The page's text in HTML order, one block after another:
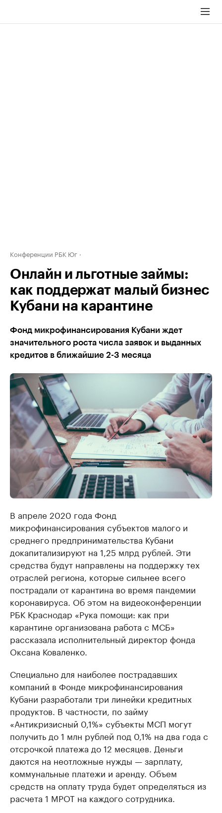
Конференции РБК Юг
Онлайн и льготные займы:
как поддержат малый бизнес
Кубани на карантине
Фонд микрофинансирования Кубани ждет
значительного роста числа заявок и выданных
кредитов в ближайшие 2-3 месяца
В апреле 2020 года Фонд
микрофинансирования субъектов малого и
среднего предпринимательства Кубани
докапитализируют на 1,25 млрд рублей. Эти
средства будут направлены на поддержку тех
отраслей региона, которые сильнее всего
пострадали от карантина во время пандемии
коронавируса. Об этом на видеоконференции
РБК Краснодар «Рука помощи: как при
карантине организована работа с МСБ»
рассказала исполнительный директор фонда
Оксана Коваленко.
Специально для наиболее пострадавших
компаний в Фонде микрофинансирования
Кубани разработали три линейки кредитных
продуктов. В частности, по займу
«Антикризисный 0,1%» субъекты МСП могут
получить до 1 млн рублей под 0,1% на два года с
отсрочкой платежа до 12 месяцев. Деньги
даются на неотложные нужды — зарплату,
коммунальные платежи и аренду. Объем
средств на оплату труда будет определяться из
расчета 1 МРОТ на каждого сотрудника.